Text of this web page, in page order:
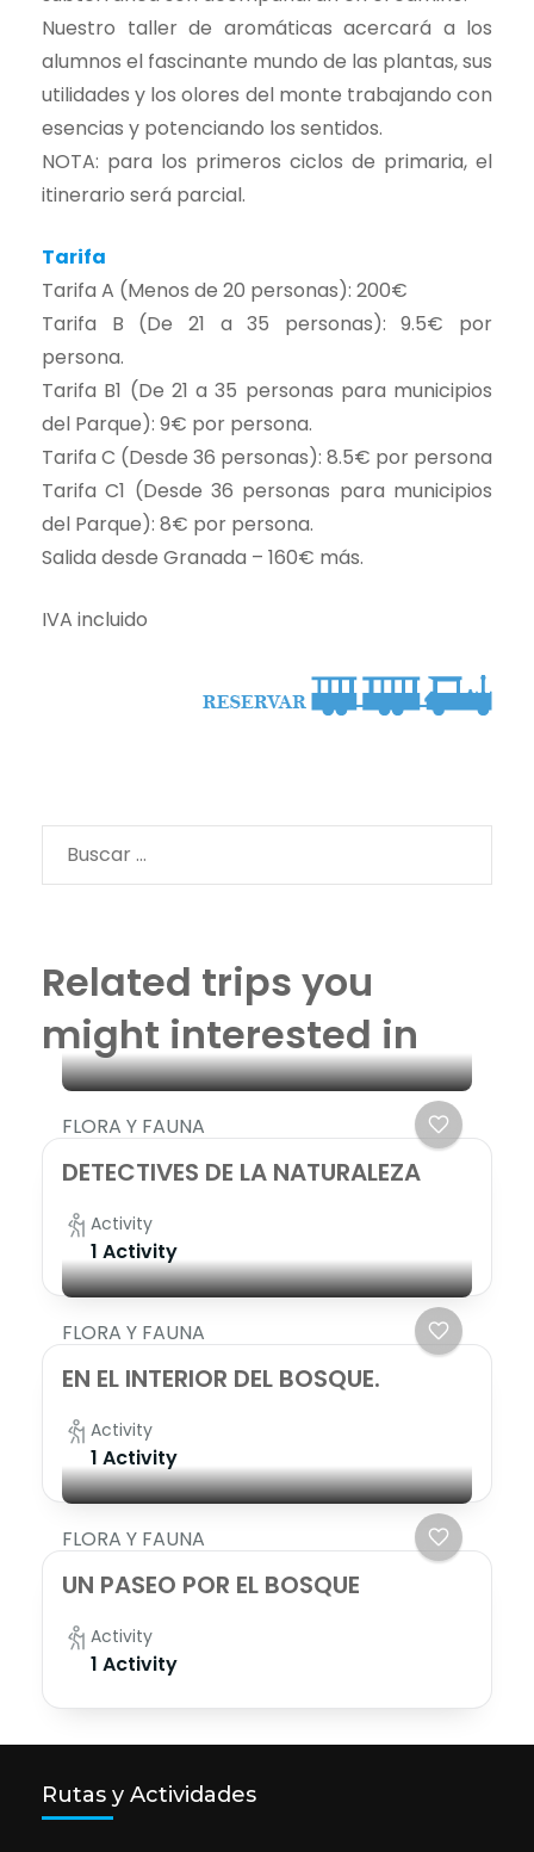
Nuestro taller de aromáticas acercará a los
alumnos el fascinante mundo de las plantas, sus
utilidades y los olores del monte trabajando con
esencias y potenciando los sentidos.
NOTA: para los primeros ciclos de primaria, el
itinerario será parcial.
Tarifa
Tarifa A (Menos de 20 personas): 200€
Tarifa B (De 21 a 35 personas): 9.5€ por
persona.
Tarifa B1 (De 21 a 35 personas para municipios
del Parque): 9€ por persona.
Tarifa C (Desde 36 personas): 8.5€ por persona
Tarifa C1 (Desde 36 personas para municipios
del Parque): 8€ por persona.
Salida desde Granada – 160€ más.
IVA incluido
Buscar:
Related trips you
might interested in
FLORA Y FAUNA
DETECTIVES DE LA NATURALEZA
Activity
1 Activity
FLORA Y FAUNA
EN EL INTERIOR DEL BOSQUE.
Activity
1 Activity
FLORA Y FAUNA
UN PASEO POR EL BOSQUE
Activity
1 Activity
Rutas y Actividades